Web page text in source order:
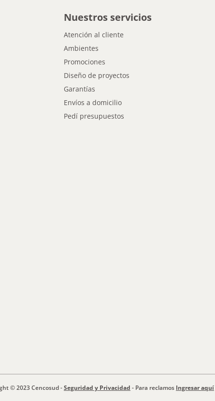
Nuestros servicios
Atención al cliente
Ambientes
Promociones
Diseño de proyectos
Garantías
Envíos a domicilio
Pedí presupuestos
© 2023 Cencosud -Seguridad y Privacidad - Para reclamos Ingresar aquí